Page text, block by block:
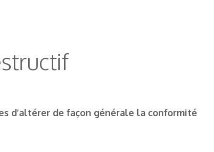
d’altérer de façon générale la conformité